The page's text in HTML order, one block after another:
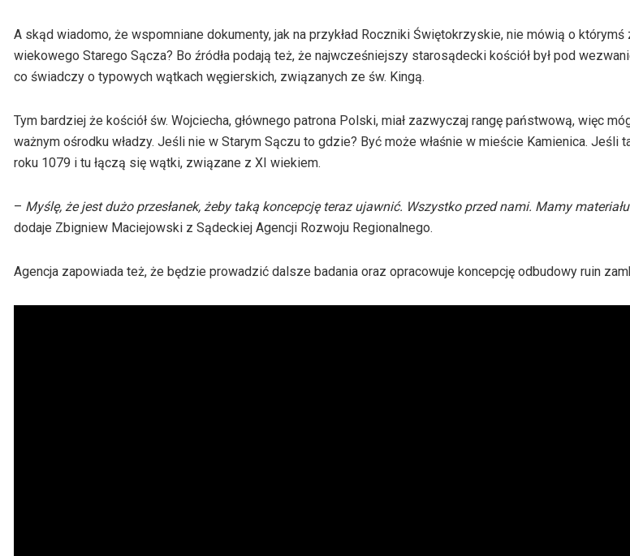
A skąd wiadomo, że wspomniane dokumenty, jak na przykład Roczniki Świętokrzyskie, nie mówią o
wiekowego Starego Sącza? Bo źródła podają też, że najwcześniejszy starosądecki kościół był pod
co świadczy o typowych wątkach węgierskich, związanych ze św. Kingą.
Tym bardziej że kościół św. Wojciecha, głównego patrona Polski, miał zazwyczaj rangę państwową, więc
ważnym ośrodku władzy. Jeśli nie w Starym Sączu to gdzie? Być może właśnie w mieście Kamienica. Jeśli
roku 1079 i tu łączą się wątki, związane z XI wiekiem.
– Myślę, że jest dużo przesłanek, żeby taką koncepcję teraz ujawnić. Wszystko przed nami. Mamy
dodaje Zbigniew Maciejowski z Sądeckiej Agencji Rozwoju Regionalnego.
Agencja zapowiada też, że będzie prowadzić dalsze badania oraz opracowuje koncepcję odbudowy ruin